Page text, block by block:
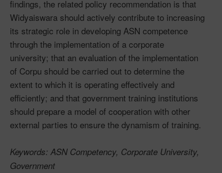
findings, the related policy recommendation is that
Widyaiswara should actively contribute to increasing
its strategic role in developing ASN competence
through the implementation of a corporate
university; that an evaluation of the implementation
of Corpu should be carried out to determine the
extent to which it is operating effectively and
efficiently; and that government training institutions
should prepare a model of cooperation with other
external parties to ensure the dynamism of training.
Keywords: ASN Competency, Corporate University,
Government